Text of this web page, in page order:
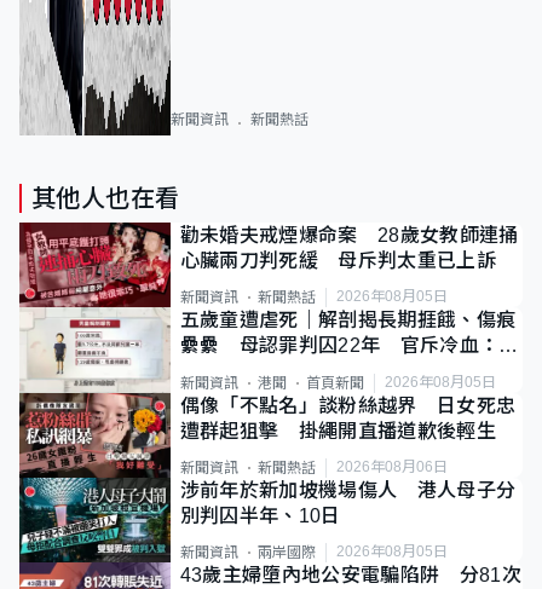
新聞資訊 新聞熱話
其他人也在看
勸未婚夫戒煙爆命案 28歲女教師連捅
心臟兩刀判死緩 母斥判太重已上訴
新聞資訊 新聞熱話 2026年08月05日
五歲童遭虐死｜解剖揭長期捱餓、傷痕
纍纍 母認罪判囚22年 官斥冷血：同
類案最惡劣
新聞資訊 港聞 首頁新聞 2026年08月05日
偶像「不點名」談粉絲越界 日女死忠
遭群起狙擊 掛繩開直播道歉後輕生
新聞資訊 新聞熱話 2026年08月06日
涉前年於新加坡機場傷人 港人母子分
別判囚半年、10日
新聞資訊 兩岸國際 2026年08月05日
43歲主婦墮內地公安電騙陷阱 分81次